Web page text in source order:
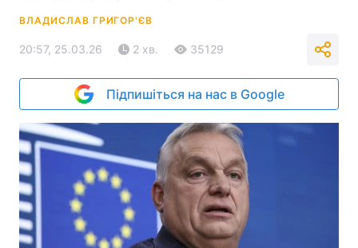
ВЛАДИСЛАВ ГРИГОР'ЄВ
20:57, 25.03.26 2 хв. 35129
Підпишіться на нас в Google